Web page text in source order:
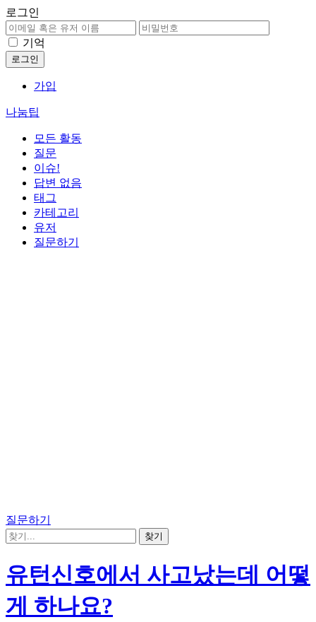
로그인
기억
가입
나눔팁
모든 활동
질문
이슈!
답변 없음
태그
카테고리
유저
질문하기
질문하기
유턴신호에서 사고났는데 어떻
게 하나요?